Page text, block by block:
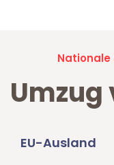
Nationale
Umzug
EU-Ausland